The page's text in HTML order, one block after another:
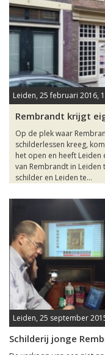
Leiden, 25 februari 2016,
Rembrandt krijgt
Op de plek waar
schilderlessen kreeg,
het open en heeft
van Rembrandt in
schilder en Leiden te...
Leiden, 25 september
Schilderij jonge